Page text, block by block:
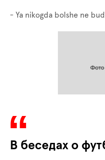
- Ya nikogda bolshe ne
В беседах о